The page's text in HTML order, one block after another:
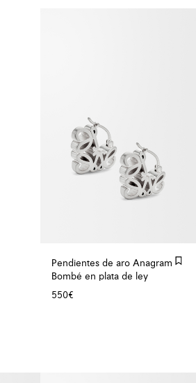
Pendientes de aro Anagram
Bombé en plata de ley
550€